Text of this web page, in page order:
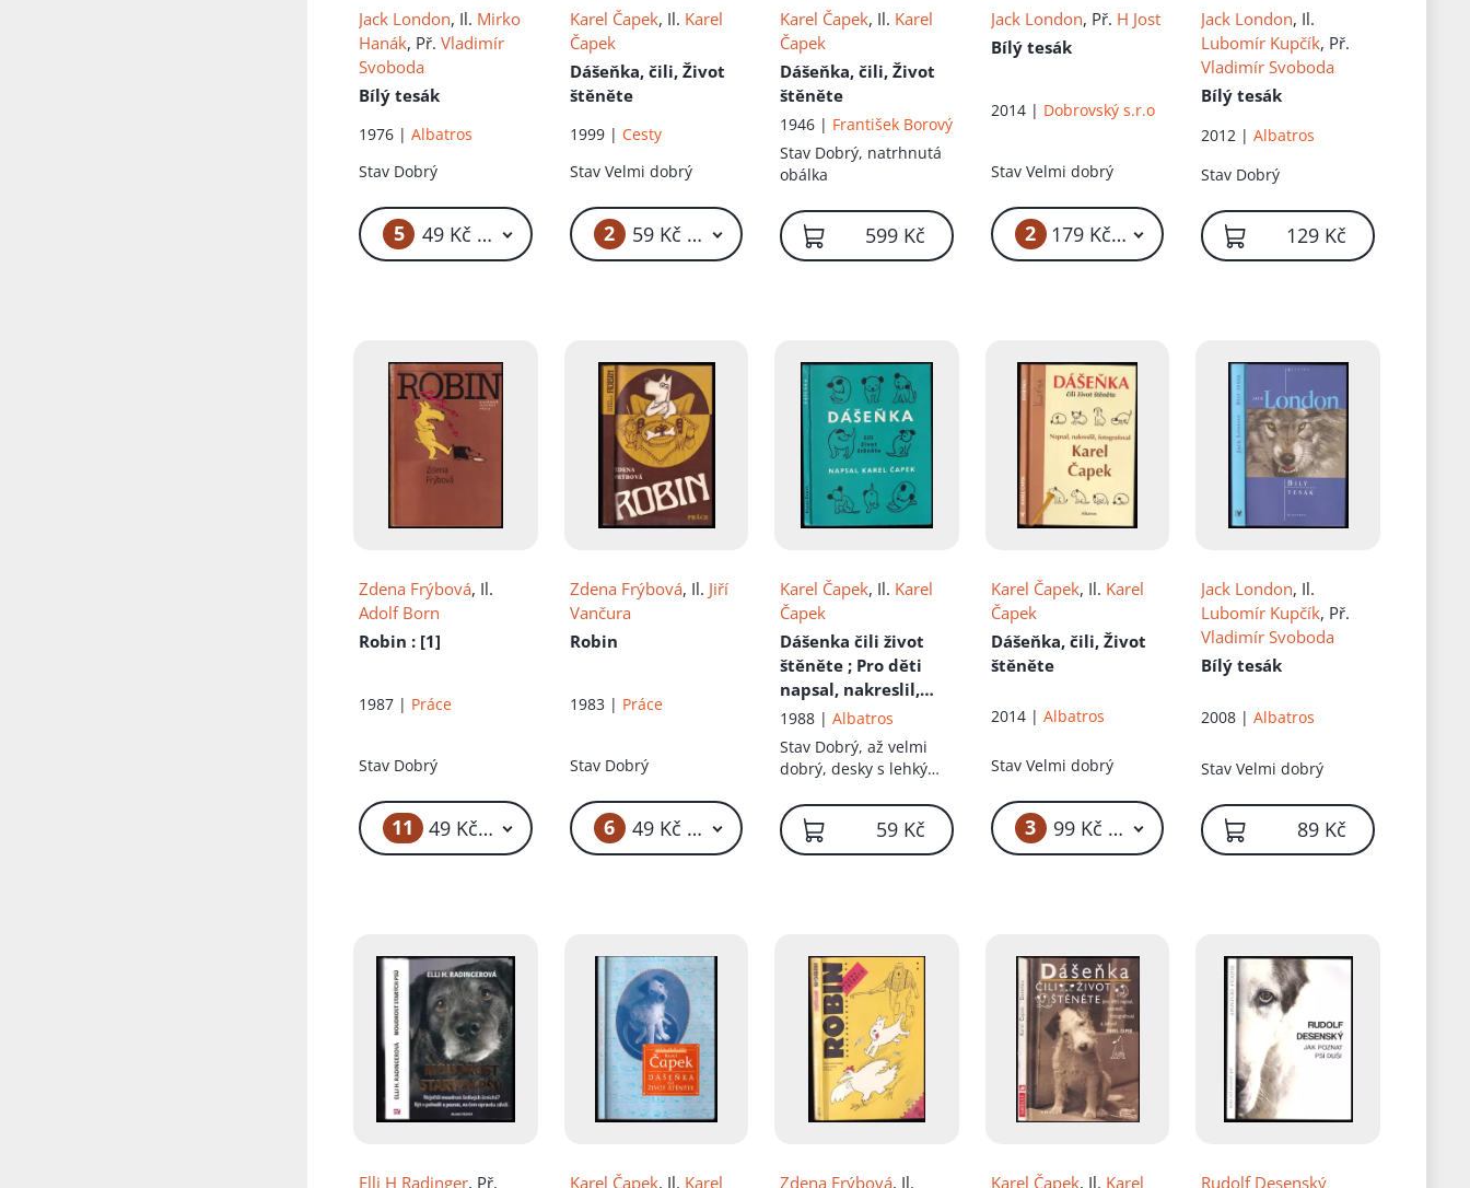
Jack London, Il. Mirko
Hanák, Př.Vladimír
Svoboda
Bílý tesák
1976 |Albatros
Stav Dobrý
5 49 Kč – 59 Kč
Karel Čapek, Il. Karel
Čapek
Dášeňka, čili, Život
štěněte
1999 | Cesty
Stav Velmi dobrý
2 59 Kč – 69 Kč
Karel Čapek, Il. Karel
Čapek
Dášeňka, čili, Život
štěněte
1946 | František Borový
Stav Dobrý, natrhnutá
obálka
599 Kč
Jack London, Př. H Jost
Bílý tesák
2014 | Dobrovský s.r.o
Stav Velmi dobrý
2 179 Kč – 219 Kč
Jack London, Il.
Lubomír Kupčík, Př.
Vladimír Svoboda
Bílý tesák
2012 |Albatros
Stav Dobrý
129 Kč
Zdena Frýbová, Il.
Adolf Born
Robin : [1]
1987 | Práce
Stav Dobrý
11 49 Kč – 59 Kč
Zdena Frýbová, Il. Jiří
Vančura
Robin
1983 | Práce
Stav Dobrý
6 49 Kč – 59 Kč
Karel Čapek, Il. Karel
Čapek
Dášenka čili život
štěněte ; Pro děti
napsal, nakreslil,
fotografoval a
zakusil Karel Čapek
1988 |Albatros
Stav Dobrý, až velmi
dobrý, desky s lehkými
59 Kč
Karel Čapek, Il. Karel
Čapek
Dášeňka, čili, Život
štěněte
2014 | Albatros
Stav Velmi dobrý
3 99 Kč – 139 Kč
Jack London, Il.
Lubomír Kupčík, Př.
Vladimír Svoboda
Bílý tesák
2008 |Albatros
StavVelmi dobrý
89 Kč
Elli H Radinger, Př. Karel Čapek, Il. Karel Zdena Frýbová, Il. Karel Čapek, Il. Karel Rudolf Desenský